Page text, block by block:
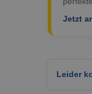
Jetzt
Leider